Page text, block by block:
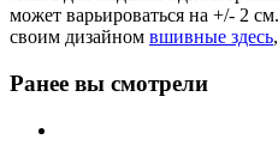
может варьироваться на +/- 2
своим дизайном вшивные здесь
Ранее вы смотрели